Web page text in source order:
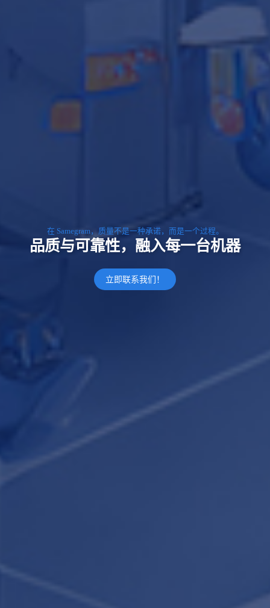
在 Samegram，质量不是一种承诺，而是一个过程。
品质与可靠性，融入每一台机器
立即联系我们！